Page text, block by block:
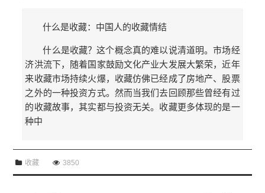
什么是收藏：中国人的收藏情结
什么是收藏？这个概念真的难以说清道明。市场经
济洪流下，随着国家鼓励文化产业大发展大繁荣，近年
来收藏市场持续火爆，收藏仿佛已经成了房地产、股票
之外的一种投资方式。然而当我们去回顾那些曾经有过
的收藏故事，其实都与投资无关。收藏更多体现的是一
种中
收藏 3850